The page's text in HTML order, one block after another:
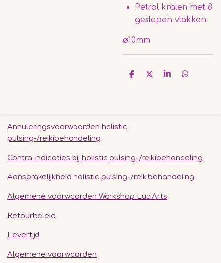
Petrol kralen met 8
geslepen vlakken
ø10mm
D
D
S
D
Annuleringsvoorwaarden holistic
pulsing-/reikibehandeling
Contra-indicaties bij holistic pulsing-/reikibehandeling
Aansprakelijkheid holistic pulsing-/reikibehandeling
Algemene voorwaarden Workshop LuciArts
Retourbeleid
Levertijd
Algemene voorwaarden